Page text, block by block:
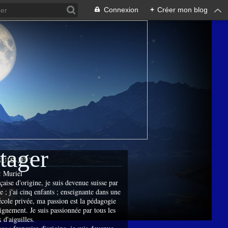
Connexion + Créer mon blog
JE ?
Muriel